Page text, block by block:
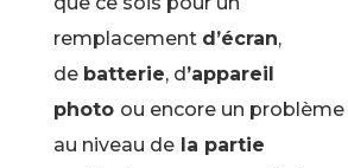
remplacement d’écran,
de batterie, d’appareil
photo ou encore un problème
au niveau dela partie